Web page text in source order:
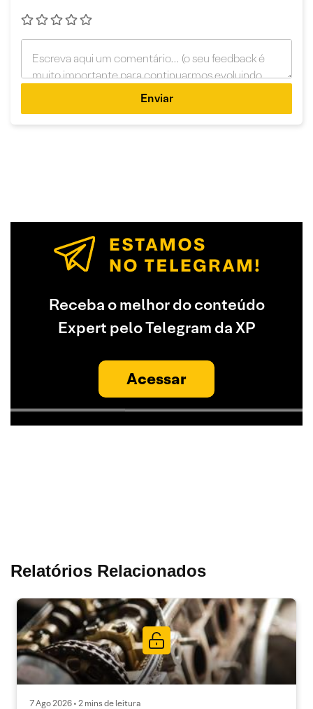
Enviar
Receba o melhor do conteúdo
Expert pelo Telegram da XP
Acessar
Relatórios Relacionados
7 Ago 2026 • 2 mins de leitura